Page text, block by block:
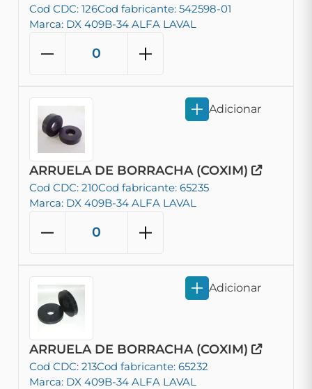
Cod CDC: 126Cod fabricante: 542598-01
Marca: DX 409B-34 ALFA LAVAL
ARRUELA DE BORRACHA (COXIM)
Cod CDC: 210Cod fabricante: 65235
Marca: DX 409B-34 ALFA LAVAL
Adicionar
ARRUELA DE BORRACHA (COXIM)
Cod CDC: 213Cod fabricante: 65232
Marca: DX 409B-34 ALFA LAVAL
Adicionar